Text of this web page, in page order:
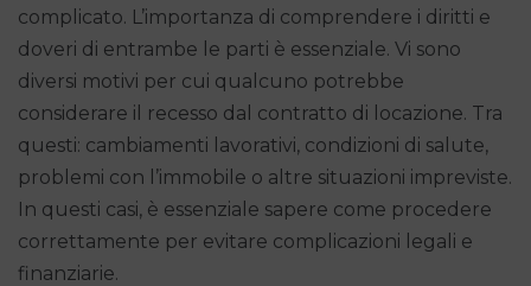
complicato. L’importanza di comprendere i diritti e
doveri di entrambe le parti è essenziale. Vi sono
diversi motivi per cui qualcuno potrebbe
considerare il recesso dal contratto di locazione. Tra
questi: cambiamenti lavorativi, condizioni di salute,
problemi con l’immobile o altre situazioni impreviste.
In questi casi, è essenziale sapere come procedere
correttamente per evitare complicazioni legali e
finanziarie.